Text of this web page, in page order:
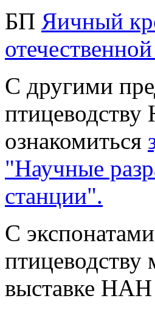
БП Яичный
С другими
ознакомиться
"Научные
станции".
С
выставке НАН